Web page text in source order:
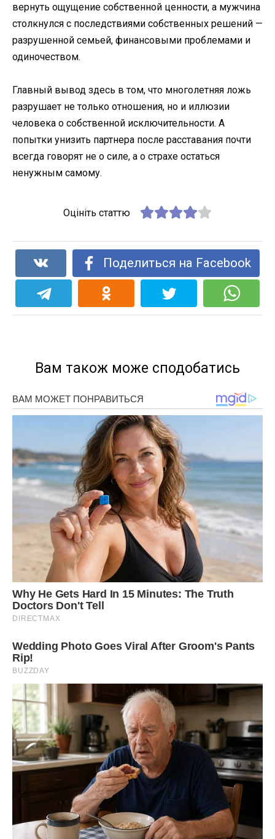
вернуть ощущение собственной ценности, а мужчина
столкнулся с последствиями собственных решений —
разрушенной семьей, финансовыми проблемами и
одиночеством.
Главный вывод здесь в том, что многолетняя ложь
разрушает не только отношения, но и иллюзии
человека о собственной исключительности. А
попытки унизить партнера после расставания почти
всегда говорят не о силе, а о страхе остаться
ненужным самому.
Оцініть статтю
Поделиться на Facebook
Вам також може сподобатись